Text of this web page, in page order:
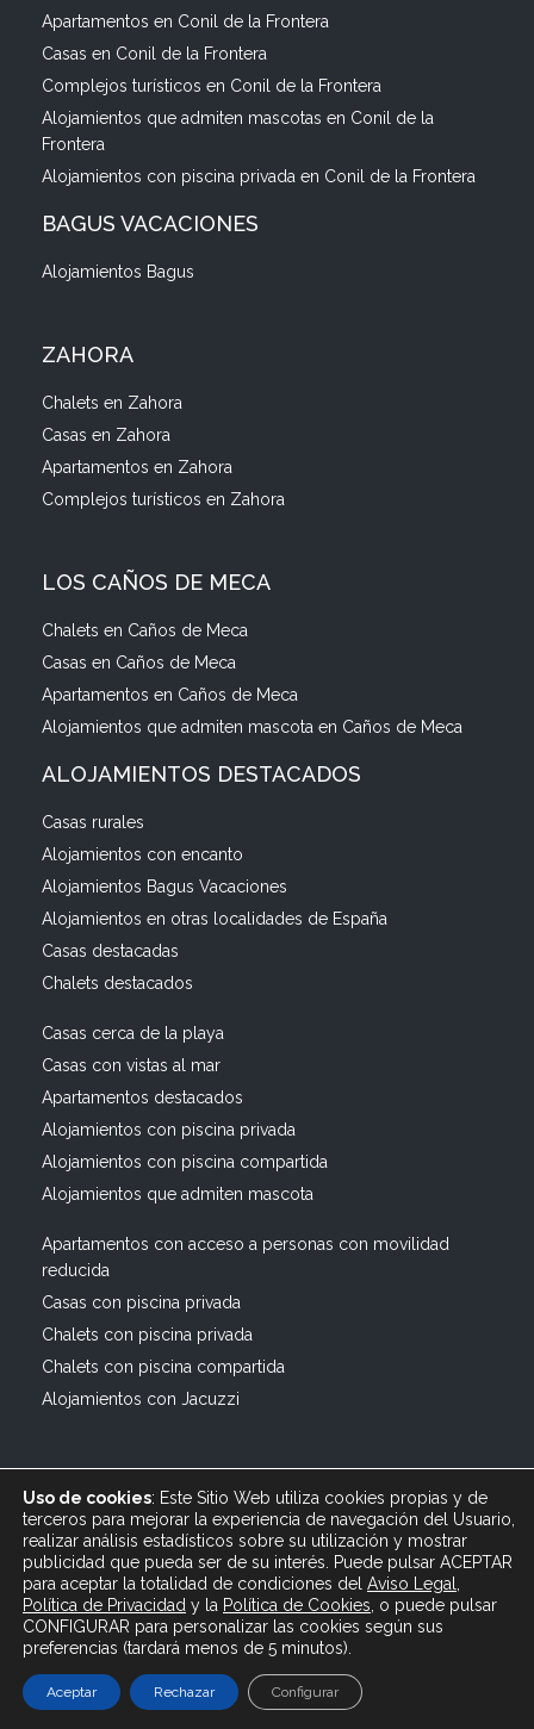
Apartamentos en Conil de la Frontera
Casas en Conil de la Frontera
Complejos turísticos en Conil de la Frontera
Alojamientos que admiten mascotas en Conil de la
Frontera
Alojamientos con piscina privada en Conil de la Frontera
BAGUS VACACIONES
Alojamientos Bagus
ZAHORA
Chalets en Zahora
Casas en Zahora
Apartamentos en Zahora
Complejos turísticos en Zahora
LOS CAÑOS DE MECA
Chalets en Caños de Meca
Casas en Caños de Meca
Apartamentos en Caños de Meca
Alojamientos que admiten mascota en Caños de Meca
ALOJAMIENTOS DESTACADOS
Casas rurales
Alojamientos con encanto
Alojamientos Bagus Vacaciones
Alojamientos en otras localidades de España
Casas destacadas
Chalets destacados
Casas cerca de la playa
Casas con vistas al mar
Apartamentos destacados
Alojamientos con piscina privada
Alojamientos con piscina compartida
Alojamientos que admiten mascota
Apartamentos con acceso a personas con movilidad
reducida
Casas con piscina privada
Chalets con piscina privada
Chalets con piscina compartida
Alojamientos con Jacuzzi
© 2019 All rights reserved Bagus Vacaciones :: Alquiler
Turístico Vacacional en España, Andalucía, Cádiz ·
info@bagusvacaciones.es · Tel.: 610 89 35 05 · Diseño
Web XSEO http://xseo.es
Uso de cookies: Este Sitio Web utiliza cookies propias y de
terceros para mejorar la experiencia de navegación del Usuario,
realizar análisis estadísticos sobre su utilización y mostrar
publicidad que pueda ser de su interés. Puede pulsar ACEPTAR
para aceptar la totalidad de condiciones del Aviso Legal
Política de Privacidad y la Política de Cookies , o puede pulsar
CONFIGURAR para personalizar las cookies según sus
preferencias (tardará menos de 5 minutos).
Aceptar Rechazar Configurar